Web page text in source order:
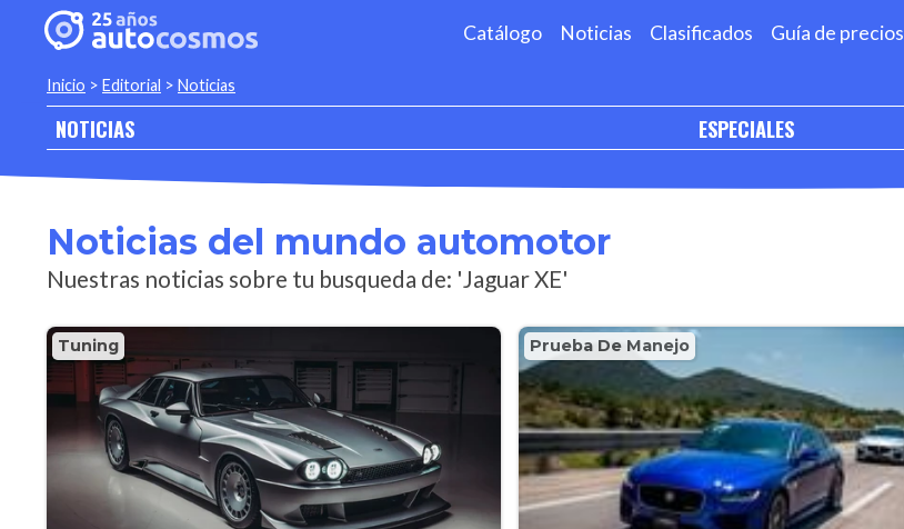
Catálogo Noticias Clasificados Guía de precios
Inicio > Editorial > Noticias
NOTICIAS ESPECIALES
Noticias del mundo automotor
Nuestras noticias sobre tu busqueda de: 'Jaguar XE'
Tuning Prueba De Manejo